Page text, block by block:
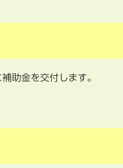
助金を交付します。